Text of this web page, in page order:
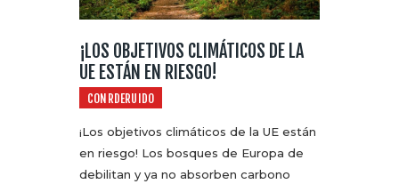
¡LOS OBJETIVOS CLIMÁTICOS DE LA
UE ESTÁN EN RIESGO!
CONRDERUIDO
¡Los objetivos climáticos de la UE están
en riesgo! Los bosques de Europa de
debilitan y ya no absorben carbono